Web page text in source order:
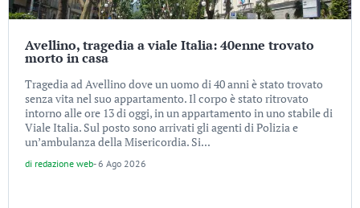
Avellino, tragedia a viale Italia: 40enne trovato
morto in casa
Tragedia ad Avellino dove un uomo di 40 anni è stato trovato
senza vita nel suo appartamento. Il corpo è stato ritrovato
intorno alle ore 13 di oggi, in un appartamento in uno stabile di
Viale Italia. Sul posto sono arrivati gli agenti di Polizia e
un’ambulanza della Misericordia. Si...
di redazione web-6 Ago 2026